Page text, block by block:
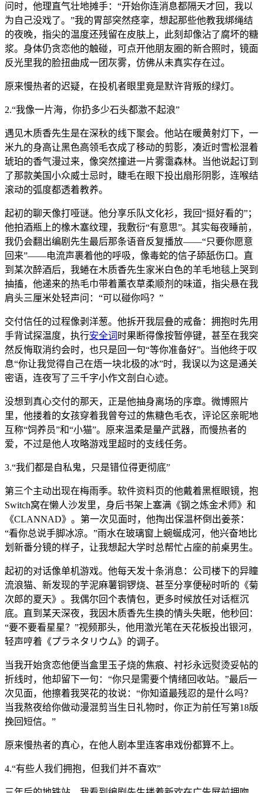
问时，他理直气壮地摊手：“开始你连消息都隔天才回，我以
为自己没戏了。”我的胃部突然痉挛，想起那些他教我绑绳结
的夜晚，指尖的温度还残留在皮肤上，此刻却像沾了腐坏的糖
浆。身体仍贪恋他的触碰，可点开他朋友圈的新合照时，镜面
反光里我的脸扭曲成一团灰雾，仿佛从未真实存在过。
原来慢热者的迟疑，在投机者眼里竟是默许背叛的绿灯。
2.“我像一片海，你扔多少石头都激不起浪”
遇见木质香先生是在深秋的线下聚会。他站在暖黄射灯下，一
米九的身高让黑色高领毛衣成了移动的剪影，凑近时雪松混着
琥珀的香气漫过来，像突然撞进一片雾霭森林。当他说起订到
了那款美国小众威士忌时，睫毛在眼下投出扇形阴影，连喉结
滚动的弧度都透着教养。
起初的聊天像打哑谜。他分享乐队文化衫，我回“挺好看的”；
他拍酒瓶上的橡木塞纹理，我敷衍“有意思”。其实每夜睡前，
我仍会翻出编剧先生最后那条语音反复播放——“只要你愿意
回来”——电流声裹着他的呼吸，像毒蛇的信子舔舐伤口。直
到某次醉酒后，我蜷在木质香先生家米白色的羊毛地毯上哭到
抽搐，他递来的热毛巾带着薰衣草柔顺剂的味道，指尖悬在我
肩头三厘米处轻声问：“可以碰你吗？”
交付信任的过程像剥洋葱。他拆开我层叠的戒备：拥抱时先用
手背试探温度，执行安全词 时果断得像按暂停键，甚至在我突
然反悔取消约会时，也只是回一句“等你准备好”。当他终于叹
息“你让我觉得自己在焐一块北极的冰”时，我误以为这是通关
密语，连夜写了三千字小作文剖白心迹。
没想到真心交付的那天，正是他抽身离场的序章。微博照片
里，他搂着的女孩穿着我曾夸过的焦糖色毛衣，评论区亲昵地
互称“饲养员”和“小猫”。原来温柔是量产武器，而慢热者的
爱，不过是他人攻略游戏里超时的支线任务。
3.“我们都是自私鬼，只是错位得更彻底”
第三个主动出现在梅雨季。软件资料页的他戴着黑框眼镜，抱
Switch窝在懒人沙发里，身后书架上塞满《钢之炼金术师》和
《CLANNAD》。第一次见面时，他掏出保温杯倒出姜茶：
“看你总说手脚冰凉。”雨水在玻璃窗上蜿蜒成河，他兴奋地比
划新番分镜的样子，让我想起大学时总帮忙占座的前桌男生。
起初的对话像单机游戏。他每天发十条消息：公司楼下的异瞳
流浪猫、新发现的芋泥麻薯铜锣烧、甚至分享便秘时听的《菊
次郎的夏天》。我偶尔回个表情包，更多时候放任对话框沉
底。直到某天深夜，我因木质香先生换的情头失眠，他秒回：
“要不要看星星？”视频那头，他用激光笔在天花板投出银河，
轻声哼着《プラネタリウム》的调子。
当我开始贪恋他便当盒里玉子烧的焦痕、衬衫永远熨烫妥帖的
折线时，他却留下一句：“你只是需要个情绪回收站。”最后一
次见面，他擦着我哭花的妆说：“你知道最残忍的是什么吗？
当我熬夜给你做动漫混剪当生日礼物时，你正为前任写第18版
挽回短信。”
原来慢热者的真心，在他人剧本里连客串戏份都算不上。
4.“有些人我们拥抱，但我们并不喜欢”